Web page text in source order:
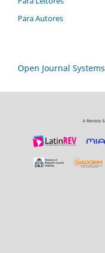
Para Autores
Open Journal Systems